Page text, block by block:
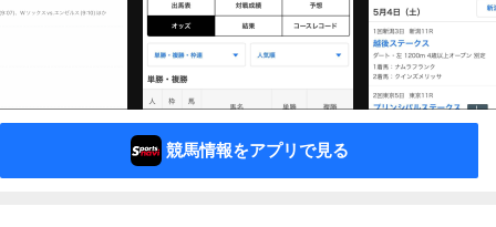
競馬情報をアプリで見る